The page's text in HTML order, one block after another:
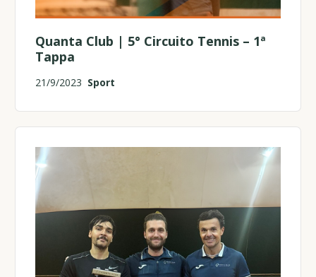
Quanta Club | 5° Circuito Tennis – 1ª
Tappa
21/9/2023 Sport